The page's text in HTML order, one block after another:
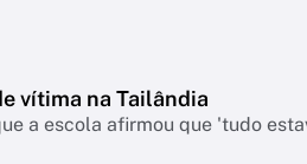
vítima na Tailândia
a escola afirmou que 'tudo